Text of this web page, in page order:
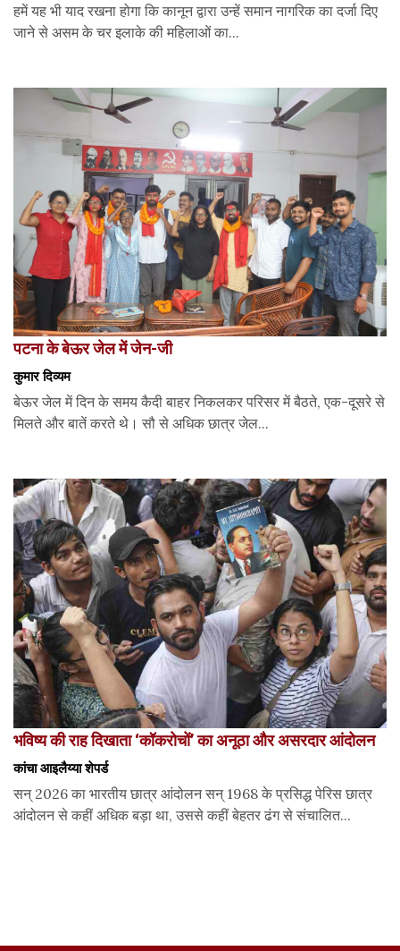
हमें यह भी याद रखना होगा कि कानून द्वारा उन्हें समान नागरिक का दर्जा दिए
जाने से असम के चर इलाके की महिलाओं का...
पटना के बेऊर जेल में जेन-जी
कुमार दिव्यम
बेऊर जेल में दिन के समय कैदी बाहर निकलकर परिसर में बैठते, एक-दूसरे से
मिलते और बातें करते थे। सौ से अधिक छात्र जेल...
भविष्य की राह दिखाता ‘कॉकरोचों’ का अनूठा और असरदार आंदोलन
कांचा आइलैय्या शेपर्ड
सन् 2026 का भारतीय छात्र आंदोलन सन् 1968 के प्रसिद्ध पेरिस छात्र
आंदोलन से कहीं अधिक बड़ा था, उससे कहीं बेहतर ढंग से संचालित...